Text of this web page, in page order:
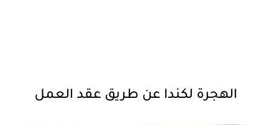
الهجرة لكندا عن طريق عقد العمل